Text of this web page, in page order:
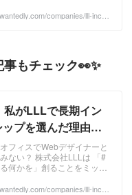
」のサイクルをオンライン
橋となるサービスです。 ...
companies/lll-inc/p
もチェック👀✨
私がLLLで長期イン
プを選んだ理由
ン生インタビュー
LLLで働くインター
フィスでWebデザイナーと
ない？ 株式会社LLLは 「#
何かを」創ることをミッシ
業を展開している企業で
companies/lll-inc/p